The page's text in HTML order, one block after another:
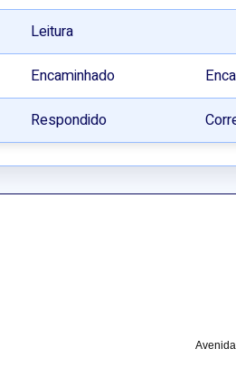
Leitura
Encaminhado
Respondido